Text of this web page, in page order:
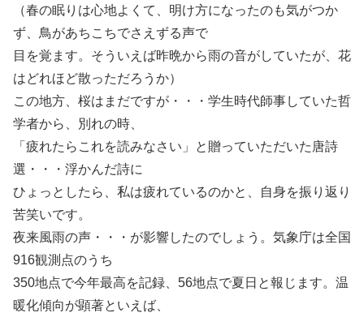
（春の眠りは心地よくて、明け方になったのも気がつか
ず、鳥があちこちでさえずる声で
目を覚ます。そういえば昨晩から雨の音がしていたが、花
はどれほど散っただろうか）
この地方、桜はまだですが・・・学生時代師事していた哲
学者から、別れの時、
「疲れたらこれを読みなさい」と贈っていただいた唐詩
選・・・浮かんだ詩に
ひょっとしたら、私は疲れているのかと、自身を振り返り
苦笑いです。
夜来風雨の声・・・が影響したのでしょう。気象庁は全国
916観測点のうち
350地点で今年最高を記録、56地点で夏日と報じます。温
暖化傾向が顕著といえば、